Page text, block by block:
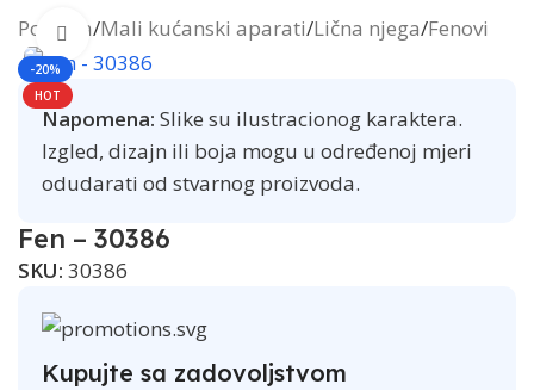
Početna/Mali kućanski aparati/Lična njega/Fenovi
-20%
HOT
Click to enlarge
Napomena: Slike su ilustracionog karaktera.
Izgled, dizajn ili boja mogu u određenoj mjeri
odudarati od stvarnog proizvoda.
Fen – 30386
SKU: 30386
Kupujte sa zadovoljstvom